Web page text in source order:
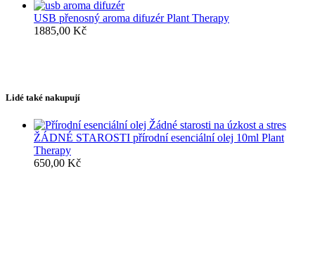
USB přenosný aroma difuzér Plant Therapy
1885,00 Kč
Lidé také nakupují
ŽÁDNÉ STAROSTI přírodní esenciální olej 10ml Plant
Therapy
650,00 Kč